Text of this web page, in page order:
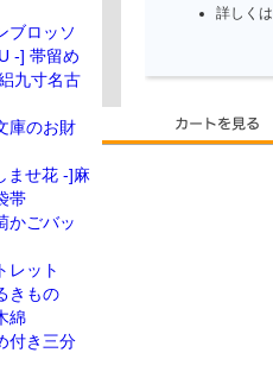
詳しくは
ブロッソ
-] 帯留め
九寸名古
庫のお財
ませ花 -]麻
帯
かごバッ
レット
きもの
綿
付き三分